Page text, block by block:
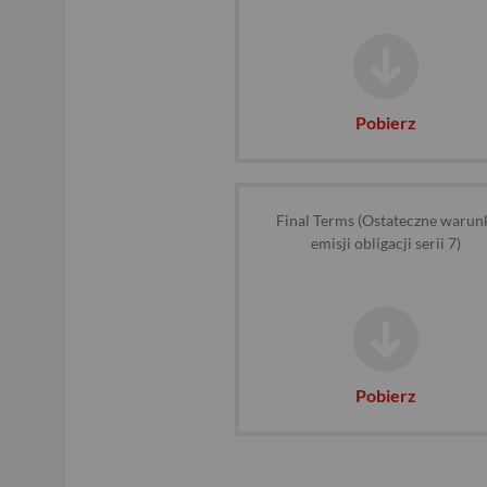
Pobierz
Final Terms (Ostateczne
emisji obligacji serii 7)
Pobierz